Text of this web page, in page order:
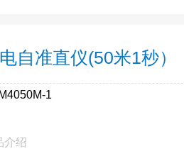
自准直仪(50米1秒）
1
介绍